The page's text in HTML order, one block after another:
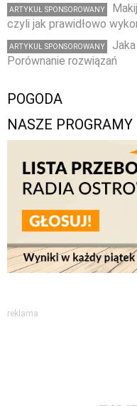
ARTYKUŁ SPONSOROWANY
czyli jak prawidłowo
ARTYKUŁ SPONSOROWANY
Porównanie rozwiązań
POGODA
NASZE PROGRAMY
reklama